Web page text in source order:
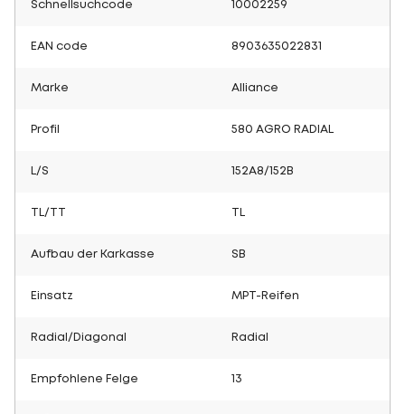
Schnellsuchcode 10002259
EAN code 8903635022831
Marke Alliance
Profil 580 AGRO RADIAL
L/S 152A8/152B
TL/TT
Aufbau der Karkasse SB
Einsatz MPT-Reifen
Radial/Diagonal Radial
Empfohlene Felge 13